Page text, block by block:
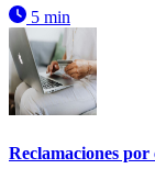
5 min
Reclamaciones